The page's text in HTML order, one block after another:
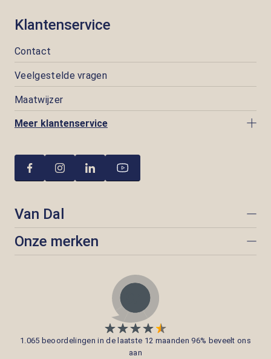
Klantenservice
Contact
Veelgestelde vragen
Maatwijzer
Meer klantenservice
Van Dal
Onze merken
1.065 beoordelingen in de laatste 12 maanden 96% beveelt ons
aan